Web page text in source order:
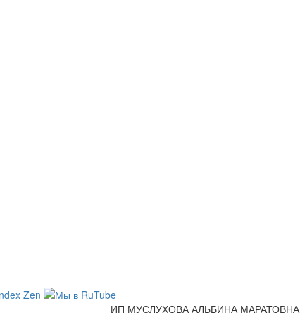
ИП МУСЛУХОВА АЛЬБИНА МАРАТОВНА